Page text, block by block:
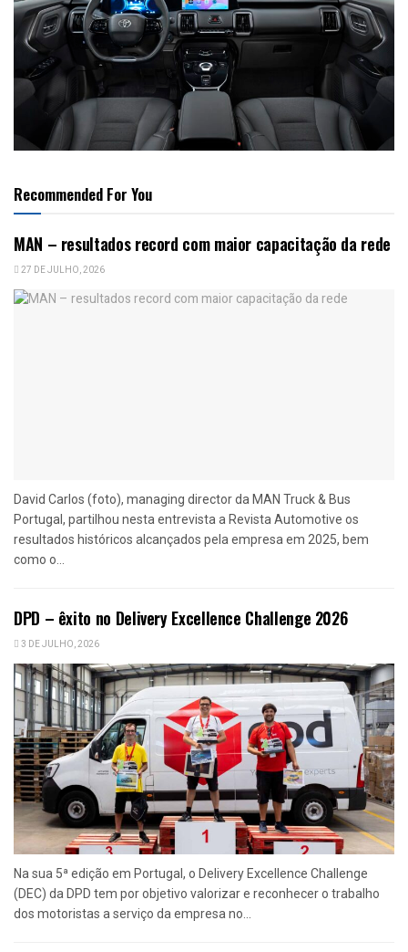
Recommended For You
MAN – resultados record com maior capacitação da rede
27 DE JULHO, 2026
David Carlos (foto), managing director da MAN Truck & Bus
Portugal, partilhou nesta entrevista a Revista Automotive os
resultados históricos alcançados pela empresa em 2025, bem
como o...
DPD – êxito no Delivery Excellence Challenge 2026
3 DE JULHO, 2026
Na sua 5ª edição em Portugal, o Delivery Excellence Challenge
(DEC) da DPD tem por objetivo valorizar e reconhecer o trabalho
dos motoristas a serviço da empresa no...